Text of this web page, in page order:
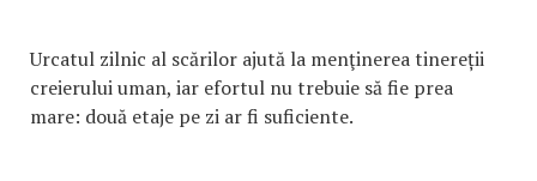
Urcatul zilnic al scărilor ajută la menţinerea tinereții
creierului uman, iar efortul nu trebuie să fie prea
mare: două etaje pe zi ar fi suficiente.